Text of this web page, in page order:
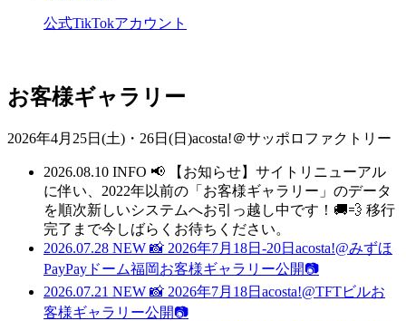
公式TikTokアカウント
お客様ギャラリー
2026年4月25日(土)・26日(日)acosta!＠サッポロファクトリー
2026.08.10 INFO 📢 【お知らせ】サイトリニューアル
に伴い、2022年以前の「お客様ギャラリー」のデータ
を順次新しいシステムへお引っ越し中です！🚚💨 移行
完了まで今しばらくお待ちください。
2026.07.28 NEW 📸 2026年7月18日-20日acosta!@みずほ
PayPayドーム福岡お客様ギャラリー公開📷
2026.07.21 NEW 📸 2026年7月18日acosta!@TFTビルお
客様ギャラリー公開📷